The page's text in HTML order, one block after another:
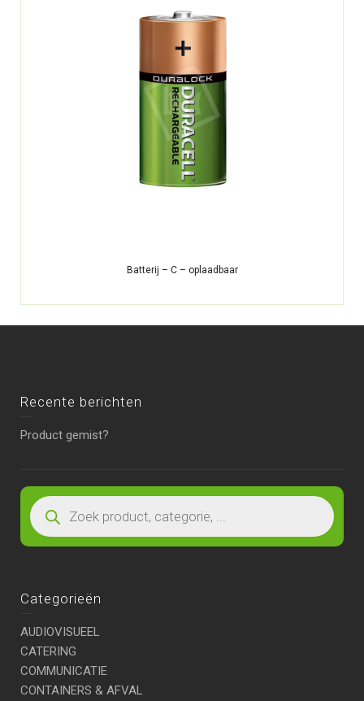
Batterij – C – oplaadbaar
Recente berichten
Product gemist?
Categorieën
AUDIOVISUEEL
CATERING
COMMUNICATIE
CONTAINERS & AFVAL